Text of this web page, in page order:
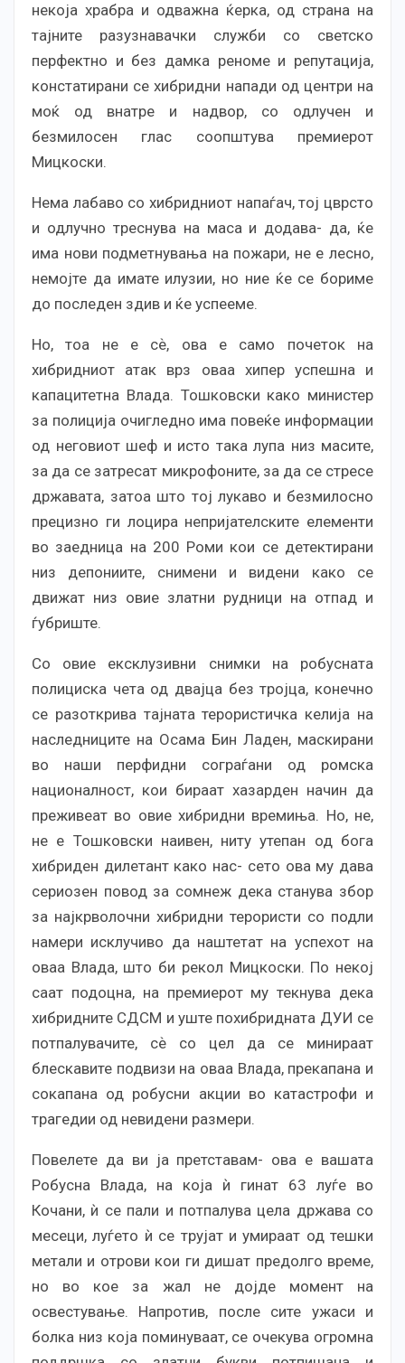
некоја храбра и одважна ќерка, од страна на
тајните разузнавачки служби со светско
перфектно и без дамка реноме и репутација,
констатирани се хибридни напади од центри на
моќ од внатре и надвор, со одлучен и
безмилосен глас соопштува премиерот
Мицкоски.
Нема лабаво со хибридниот напаѓач, тој цврсто
и одлучно треснува на маса и додава- да, ќе
има нови подметнувања на пожари, не е лесно,
немојте да имате илузии, но ние ќе се бориме
до последен здив и ќе успееме.
Но, тоа не е сѐ, ова е само почеток на
хибридниот атак врз оваа хипер успешна и
капацитетна Влада. Тошковски како министер
за полиција очигледно има повеќе информации
од неговиот шеф и исто така лупа низ масите,
за да се затресат микрофоните, за да се стресе
државата, затоа што тој лукаво и безмилосно
прецизно ги лоцира непријателските елементи
во заедница на 200 Роми кои се детектирани
низ депониите, снимени и видени како се
движат низ овие златни рудници на отпад и
ѓубриште.
Со овие ексклузивни снимки на робусната
полициска чета од двајца без тројца, конечно
се разоткрива тајната терористичка келија на
наследниците на Осама Бин Ладен, маскирани
во наши перфидни сограѓани од ромска
националност, кои бираат хазарден начин да
преживеат во овие хибридни времиња. Но, не,
не е Тошковски наивен, ниту утепан од бога
хибриден дилетант како нас- сето ова му дава
сериозен повод за сомнеж дека станува збор
за најкрволочни хибридни терористи со подли
намери исклучиво да наштетат на успехот на
оваа Влада, што би рекол Мицкоски. По некој
саат подоцна, на премиерот му текнува дека
хибридните СДСМ и уште похибридната ДУИ се
потпалувачите, сѐ со цел да се минираат
блескавите подвизи на оваа Влада, прекапана и
сокапана од робусни акции во катастрофи и
трагедии од невидени размери.
Повелете да ви ја претставам- ова е вашата
Робусна Влада, на која ѝ гинат 63 луѓе во
Кочани, ѝ се пали и потпалува цела држава со
месеци, луѓето ѝ се трујат и умираат од тешки
метали и отрови кои ги дишат предолго време,
но во кое за жал не дојде момент на
освестување. Напротив, после сите ужаси и
болка низ која поминуваат, се очекува огромна